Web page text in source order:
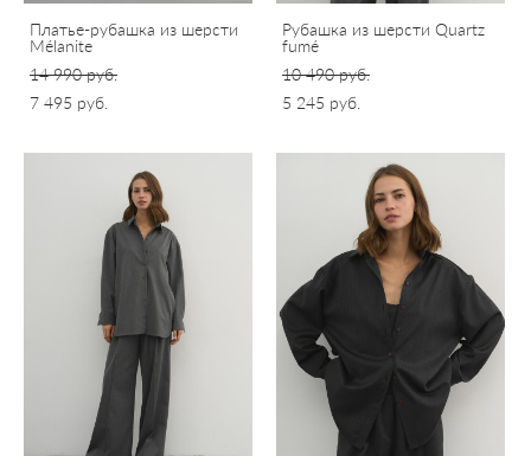
Платье-рубашка из шерсти
Mélanite
14 990 pуб.
7 495 pуб.
Рубашка из шерсти Quartz
fumé
10 490 pуб.
5 245 pуб.